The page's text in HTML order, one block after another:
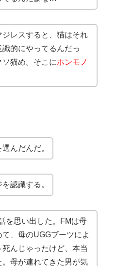
レスすると、猫はそれ
的にやってるんだっ
猫め。そこにホンモノ
んだんだ。
認識する。
を思い出した。FMは母
、母のUGGブーツによ
んじゃったけど、本当
母が連れてきた男が気